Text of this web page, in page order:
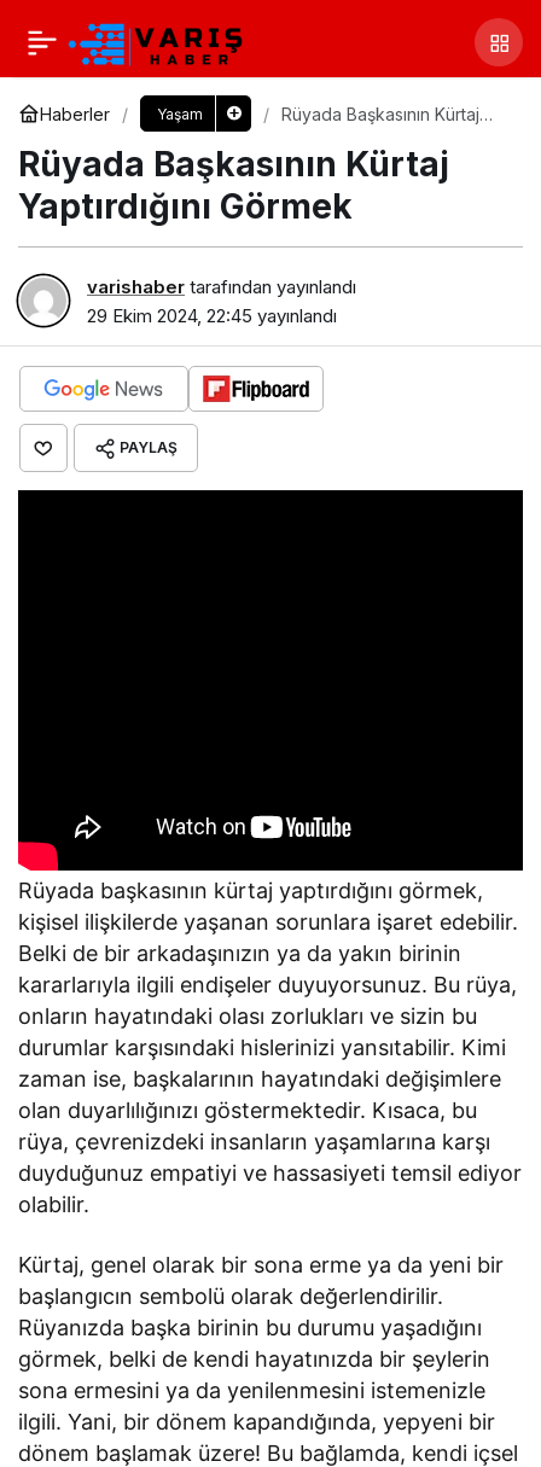
Haberler Yaşam
Rüyada Başkasının Kürtaj
Rüyada Başkasının Kürtaj
Yaptırdığını Görmek​
varishaber tarafından yayınlandı
29 Ekim 2024, 22:45 yayınlandı
PAYLAŞ
Rüyada başkasının kürtaj yaptırdığını görmek,
kişisel ilişkilerde yaşanan sorunlara işaret edebilir.
Belki de bir arkadaşınızın ya da yakın birinin
kararlarıyla ilgili endişeler duyuyorsunuz. Bu rüya,
onların hayatındaki olası zorlukları ve sizin bu
durumlar karşısındaki hislerinizi yansıtabilir. Kimi
zaman ise, başkalarının hayatındaki değişimlere
olan duyarlılığınızı göstermektedir. Kısaca, bu
rüya, çevrenizdeki insanların yaşamlarına karşı
duyduğunuz empatiyi ve hassasiyeti temsil ediyor
olabilir.
Kürtaj, genel olarak bir sona erme ya da yeni bir
başlangıcın sembolü olarak değerlendirilir.
Rüyanızda başka birinin bu durumu yaşadığını
görmek, belki de kendi hayatınızda bir şeylerin
sona ermesini ya da yenilenmesini istemenizle
ilgili. Yani, bir dönem kapandığında, yepyeni bir
dönem başlamak üzere! Bu bağlamda, kendi içsel